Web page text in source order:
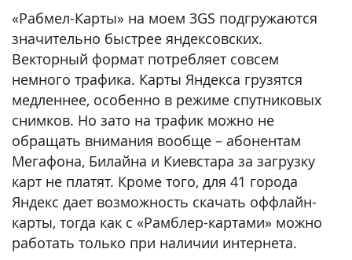
«Рабмел-Карты» на моем 3GS подгружаются
значительно быстрее яндексовских.
Векторный формат потребляет совсем
немного трафика. Карты Яндекса грузятся
медленнее, особенно в режиме спутниковых
снимков. Но зато на трафик можно не
обращать внимания вообще – абонентам
Мегафона, Билайна и Киевстара за загрузку
карт не платят. Кроме того, для 41 города
Яндекс дает возможность скачать оффлайн-
карты, тогда как с «Рамблер-картами» можно
работать только при наличии интернета.